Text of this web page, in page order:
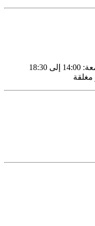
الأحد إلى الخميس: 09:00 إلى 18:30 الجمعة: 14:00 إلى 18:30